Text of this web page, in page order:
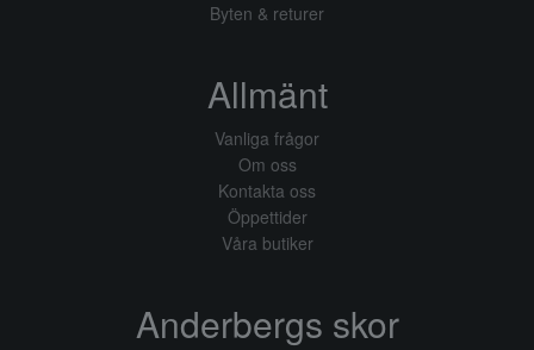
Byten & returer
Allmänt
Vanliga frågor
Om oss
Kontakta oss
Öppettider
Våra butiker
Anderbergs skor